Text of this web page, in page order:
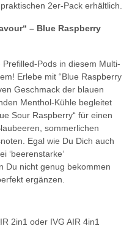
2er-Pack erhältlich.
– Blue Raspberry
Pods in diesem Multi-
Erlebe mit “Blue Raspberry
Geschmack der blauen
Menthol-Kühle begleitet
Sour Raspberry“ für einen
sommerlichen
Egal wie Du Dich auch
‘beerenstarke‘
Du nicht genug bekommen
ergänzen.
2in1 oder IVG AIR 4in1